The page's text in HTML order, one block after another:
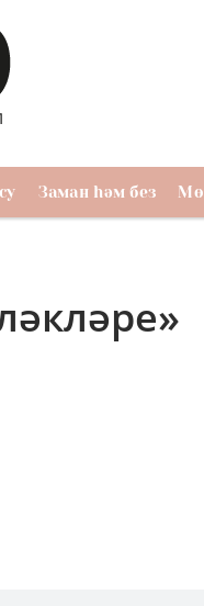
Заман һәм без